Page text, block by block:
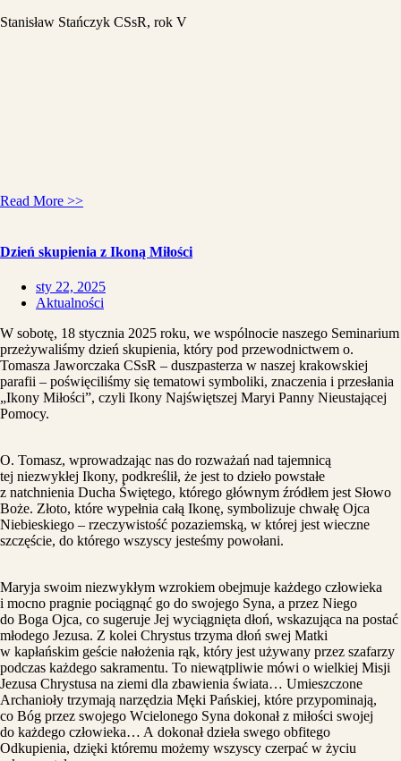
Stanisław Stańczyk CSsR, rok V
Read More >>
Dzień skupienia z Ikoną Miłości
sty 22, 2025
Aktualności
W sobotę, 18 stycznia 2025 roku, we wspólnocie naszego Seminarium
przeżywaliśmy dzień skupienia, który pod przewodnictwem o.
Tomasza Jaworczaka CSsR – duszpasterza w naszej krakowskiej
parafii – poświęciliśmy się tematowi symboliki, znaczenia i przesłania
„Ikony Miłości”, czyli Ikony Najświętszej Maryi Panny Nieustającej
Pomocy.
O. Tomasz, wprowadzając nas do rozważań nad tajemnicą
tej niezwykłej Ikony, podkreślił, że jest to dzieło powstałe
z natchnienia Ducha Świętego, którego głównym źródłem jest Słowo
Boże. Złoto, które wypełnia całą Ikonę, symbolizuje chwałę Ojca
Niebieskiego – rzeczywistość pozaziemską, w której jest wieczne
szczęście, do którego wszyscy jesteśmy powołani.
Maryja swoim niezwykłym wzrokiem obejmuje każdego człowieka
i mocno pragnie pociągnąć go do swojego Syna, a przez Niego
do Boga Ojca, co sugeruje Jej wyciągnięta dłoń, wskazująca na postać
młodego Jezusa. Z kolei Chrystus trzyma dłoń swej Matki
w kapłańskim geście nałożenia rąk, który jest używany przez szafarzy
podczas każdego sakramentu. To niewątpliwie mówi o wielkiej Misji
Jezusa Chrystusa na ziemi dla zbawienia świata… Umieszczone
Archanioły trzymają narzędzia Męki Pańskiej, które przypominają,
co Bóg przez swojego Wcielonego Syna dokonał z miłości swojej
do każdego człowieka… A dokonał dzieła swego obfitego
Odkupienia, dzięki któremu możemy wszyscy czerpać w życiu